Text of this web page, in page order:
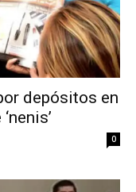
depósitos en
0